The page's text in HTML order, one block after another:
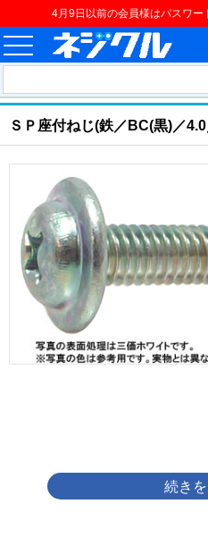
4月9日以前の会員様はパスワー
ＳＰ座付ねじ(鉄／BC(黒)／